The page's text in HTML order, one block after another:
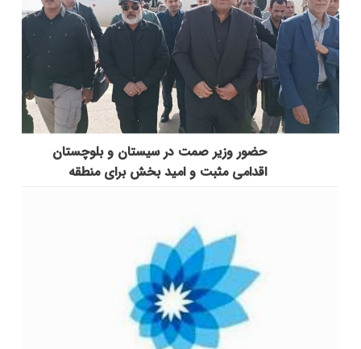
حضور وزیر صمت در سیستان و بلوچستان
اقدامی مثبت و امید بخش برای منطقه